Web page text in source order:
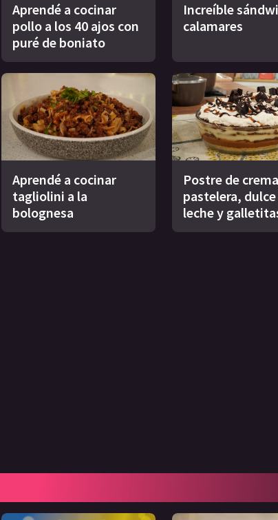
Aprendé a cocinar
pollo a los 40 ajos con
puré de boniato
Increíble
calamares
Aprendé a cocinar
tagliolini a la
bolognesa
Postre de crema
pastelera,
leche y